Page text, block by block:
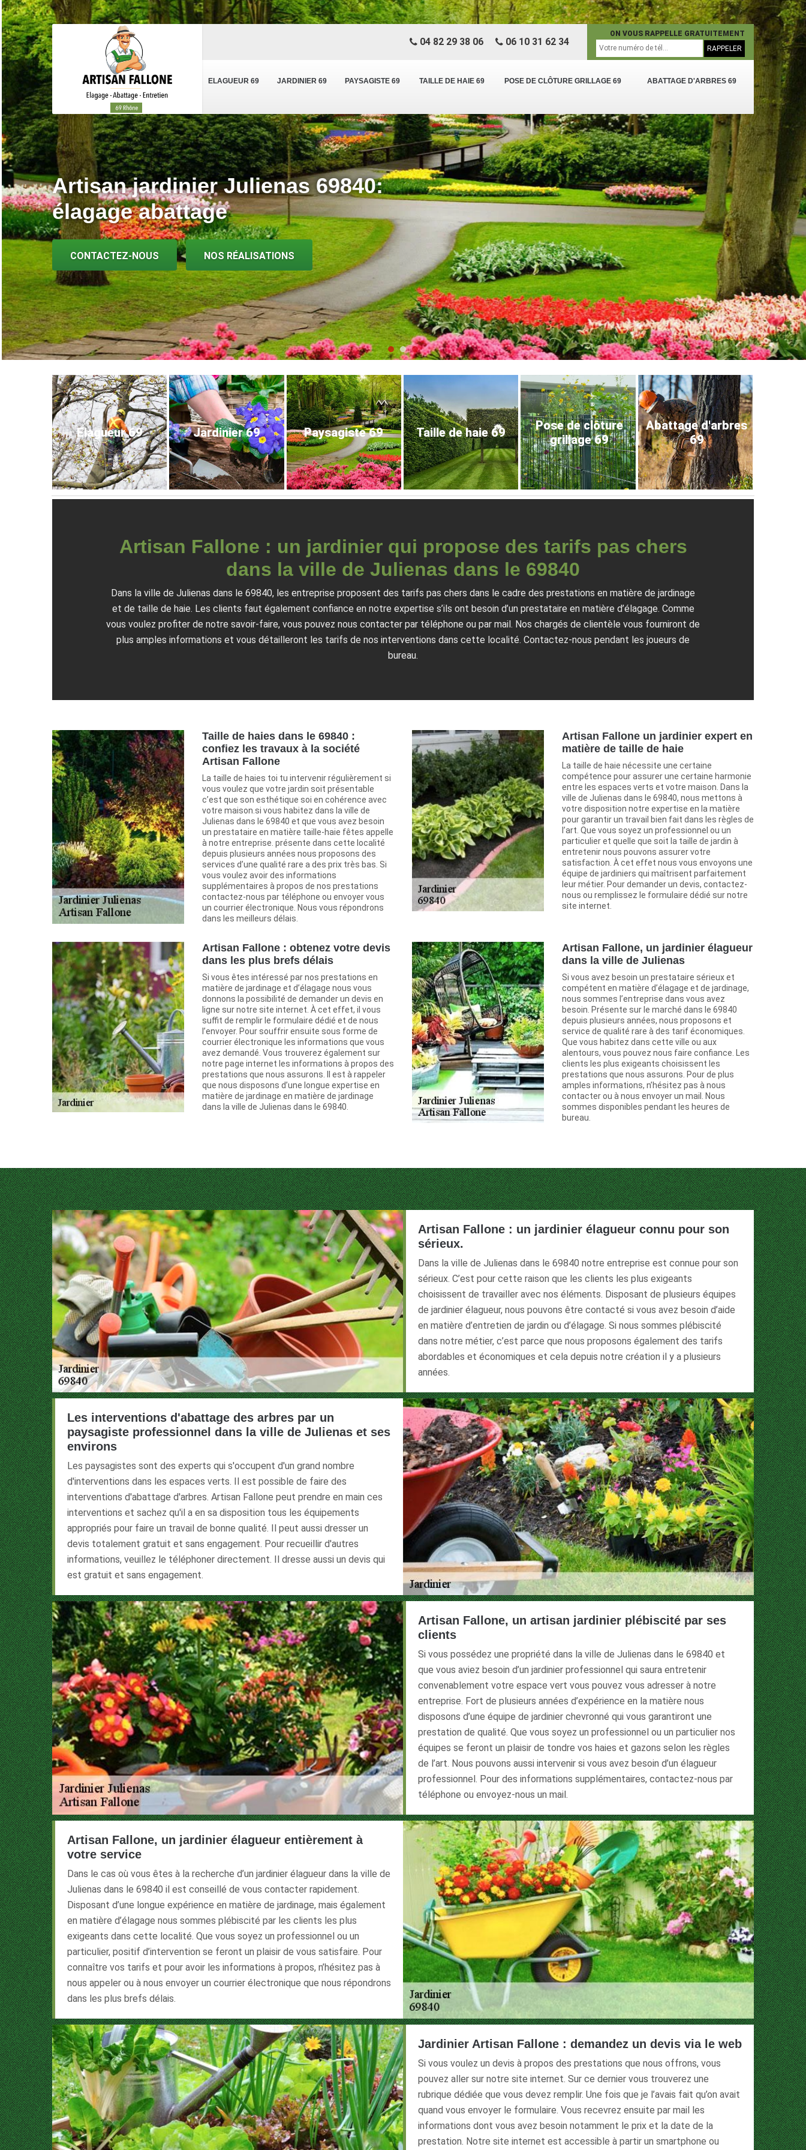
ELAGUEUR 69 JARDINIER 69 PAYSAGISTE 69 TAILLE DE HAIE 69 POSE DE CLÔTURE GRILLAGE 69 ABATTAGE D'ARBRES 69
04 82 29 38 06 06 10 31 62 34
ON VOUS RAPPELLE GRATUITEMENT
Artisan jardinier Julienas 69840:
élagage abattage
CONTACTEZ-NOUS NOS RÉALISATIONS
Elagueur 69 Jardinier 69 Paysagiste 69 Taille de haie 69
Pose de clôture
grillage 69
Abattage d'arbres
69
Artisan Fallone : un jardinier qui propose des tarifs pas chers
dans la ville de Julienas dans le 69840
Dans la ville de Julienas dans le 69840, les entreprise proposent des tarifs pas chers dans le cadre des prestations en matière de jardinage
et de taille de haie. Les clients faut également confiance en notre expertise s’ils ont besoin d’un prestataire en matière d’élagage. Comme
vous voulez profiter de notre savoir-faire, vous pouvez nous contacter par téléphone ou par mail. Nos chargés de clientèle vous fourniront de
plus amples informations et vous détailleront les tarifs de nos interventions dans cette localité. Contactez-nous pendant les joueurs de
bureau.
Taille de haies dans le 69840 :
confiez les travaux à la société
Artisan Fallone
La taille de haies toi tu intervenir régulièrement si
vous voulez que votre jardin soit présentable
c’est que son esthétique soi en cohérence avec
votre maison.si vous habitez dans la ville de
Julienas dans le 69840 et que vous avez besoin
un prestataire en matière taille-haie fêtes appelle
à notre entreprise. présente dans cette localité
depuis plusieurs années nous proposons des
services d’une qualité rare a des prix très bas. Si
vous voulez avoir des informations
supplémentaires à propos de nos prestations
contactez-nous par téléphone ou envoyer vous
un courrier électronique. Nous vous répondrons
dans les meilleurs délais.
Artisan Fallone un jardinier expert en
matière de taille de haie
La taille de haie nécessite une certaine
compétence pour assurer une certaine harmonie
entre les espaces verts et votre maison. Dans la
ville de Julienas dans le 69840, nous mettons à
votre disposition notre expertise en la matière
pour garantir un travail bien fait dans les règles de
l’art. Que vous soyez un professionnel ou un
particulier et quelle que soit la taille de jardin à
entretenir nous pouvons assurer votre
satisfaction. À cet effet nous vous envoyons une
équipe de jardiniers qui maîtrisent parfaitement
leur métier. Pour demander un devis, contactez-
nous ou remplissez le formulaire dédié sur notre
site internet.
Artisan Fallone : obtenez votre devis
dans les plus brefs délais
Si vous êtes intéressé par nos prestations en
matière de jardinage et d’élagage nous vous
donnons la possibilité de demander un devis en
ligne sur notre site internet. À cet effet, il vous
suffit de remplir le formulaire dédié et de nous
l’envoyer. Pour souffrir ensuite sous forme de
courrier électronique les informations que vous
avez demandé. Vous trouverez également sur
notre page internet les informations à propos des
prestations que nous assurons. Il est à rappeler
que nous disposons d’une longue expertise en
matière de jardinage en matière de jardinage
dans la ville de Julienas dans le 69840.
Artisan Fallone, un jardinier élagueur
dans la ville de Julienas
Si vous avez besoin un prestataire sérieux et
compétent en matière d’élagage et de jardinage,
nous sommes l’entreprise dans vous avez
besoin. Présente sur le marché dans le 69840
depuis plusieurs années, nous proposons et
service de qualité rare à des tarif économiques.
Que vous habitez dans cette ville ou aux
alentours, vous pouvez nous faire confiance. Les
clients les plus exigeants choisissent les
prestations que nous assurons. Pour de plus
amples informations, n’hésitez pas à nous
contacter ou à nous envoyer un mail. Nous
sommes disponibles pendant les heures de
bureau.
Artisan Fallone : un jardinier élagueur connu pour son
sérieux.
Dans la ville de Julienas dans le 69840 notre entreprise est connue pour son
sérieux. C’est pour cette raison que les clients les plus exigeants
choisissent de travailler avec nos éléments. Disposant de plusieurs équipes
de jardinier élagueur, nous pouvons être contacté si vous avez besoin d’aide
en matière d’entretien de jardin ou d’élagage. Si nous sommes plébiscité
dans notre métier, c’est parce que nous proposons également des tarifs
abordables et économiques et cela depuis notre création il y a plusieurs
années.
Les interventions d'abattage des arbres par un
paysagiste professionnel dans la ville de Julienas et ses
environs
Les paysagistes sont des experts qui s'occupent d'un grand nombre
d'interventions dans les espaces verts. Il est possible de faire des
interventions d'abattage d'arbres. Artisan Fallone peut prendre en main ces
interventions et sachez qu'il a en sa disposition tous les équipements
appropriés pour faire un travail de bonne qualité. Il peut aussi dresser un
devis totalement gratuit et sans engagement. Pour recueillir d'autres
informations, veuillez le téléphoner directement. Il dresse aussi un devis qui
est gratuit et sans engagement.
Artisan Fallone, un artisan jardinier plébiscité par ses
clients
Si vous possédez une propriété dans la ville de Julienas dans le 69840 et
que vous aviez besoin d’un jardinier professionnel qui saura entretenir
convenablement votre espace vert vous pouvez vous adresser à notre
entreprise. Fort de plusieurs années d’expérience en la matière nous
disposons d’une équipe de jardinier chevronné qui vous garantiront une
prestation de qualité. Que vous soyez un professionnel ou un particulier nos
équipes se feront un plaisir de tondre vos haies et gazons selon les règles
de l’art. Nous pouvons aussi intervenir si vous avez besoin d’un élagueur
professionnel. Pour des informations supplémentaires, contactez-nous par
téléphone ou envoyez-nous un mail.
Artisan Fallone, un jardinier élagueur entièrement à
votre service
Dans le cas où vous êtes à la recherche d’un jardinier élagueur dans la ville de
Julienas dans le 69840 il est conseillé de vous contacter rapidement.
Disposant d’une longue expérience en matière de jardinage, mais également
en matière d’élagage nous sommes plébiscité par les clients les plus
exigeants dans cette localité. Que vous soyez un professionnel ou un
particulier, positif d’intervention se feront un plaisir de vous satisfaire. Pour
connaître vos tarifs et pour avoir les informations à propos, n’hésitez pas à
nous appeler ou à nous envoyer un courrier électronique que nous répondrons
dans les plus brefs délais.
Jardinier Artisan Fallone : demandez un devis via le web
Si vous voulez un devis à propos des prestations que nous offrons, vous
pouvez aller sur notre site internet. Sur ce dernier vous trouverez une
rubrique dédiée que vous devez remplir. Une fois que je l’avais fait qu’on avait
quand vous envoyer le formulaire. Vous recevrez ensuite par mail les
informations dont vous avez besoin notamment le prix et la date de la
prestation. Notre site internet est accessible à partir un smartphone ou